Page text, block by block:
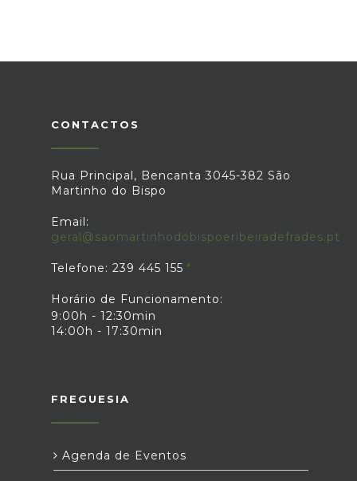
CONTACTOS
Rua Principal, Bencanta 3045-382 São
Martinho do Bispo
Email:
geral@saomartinhodobispoeribeiradefrades.pt
Telefone: 239 445 155
Horário de Funcionamento:
9:00h - 12:30min
14:00h - 17:30min
FREGUESIA
Agenda de Eventos